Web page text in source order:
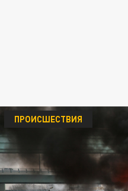
ПРОИСШЕСТВИЯ